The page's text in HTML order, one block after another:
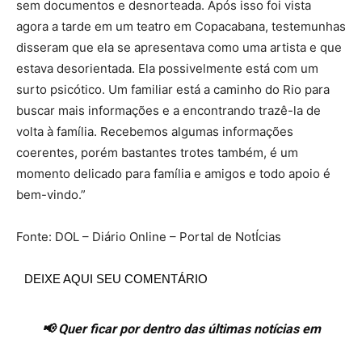
sem documentos e desnorteada. Após isso foi vista
agora a tarde em um teatro em Copacabana, testemunhas
disseram que ela se apresentava como uma artista e que
estava desorientada. Ela possivelmente está com um
surto psicótico. Um familiar está a caminho do Rio para
buscar mais informações e a encontrando trazê-la de
volta à família. Recebemos algumas informações
coerentes, porém bastantes trotes também, é um
momento delicado para família e amigos e todo apoio é
bem-vindo.”
Fonte: DOL – Diário Online – Portal de NotÍcias
DEIXE AQUI SEU COMENTÁRIO
📢 Quer ficar por dentro das últimas notícias em